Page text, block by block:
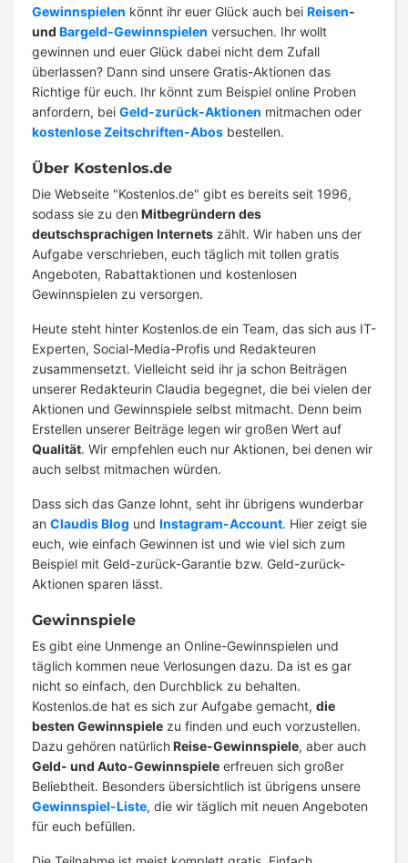
Gewinnspielen könnt ihr euer Glück auch bei Reisen-
und Bargeld-Gewinnspielen versuchen. Ihr wollt
gewinnen und euer Glück dabei nicht dem Zufall
überlassen? Dann sind unsere Gratis-Aktionen das
Richtige für euch. Ihr könnt zum Beispiel online Proben
anfordern, bei Geld-zurück-Aktionen mitmachen oder
kostenlose Zeitschriften-Abos bestellen.
Über Kostenlos.de
Die Webseite "Kostenlos.de" gibt es bereits seit 1996,
sodass sie zu den Mitbegründern des
deutschsprachigen Internets zählt. Wir haben uns der
Aufgabe verschrieben, euch täglich mit tollen gratis
Angeboten, Rabattaktionen und kostenlosen
Gewinnspielen zu versorgen.
Heute steht hinter Kostenlos.de ein Team, das sich aus IT-
Experten, Social-Media-Profis und Redakteuren
zusammensetzt. Vielleicht seid ihr ja schon Beiträgen
unserer Redakteurin Claudia begegnet, die bei vielen der
Aktionen und Gewinnspiele selbst mitmacht. Denn beim
Erstellen unserer Beiträge legen wir großen Wert auf
Qualität. Wir empfehlen euch nur Aktionen, bei denen wir
auch selbst mitmachen würden.
Dass sich das Ganze lohnt, seht ihr übrigens wunderbar
an Claudis Blog und Instagram-Account. Hier zeigt sie
euch, wie einfach Gewinnen ist und wie viel sich zum
Beispiel mit Geld-zurück-Garantie bzw. Geld-zurück-
Aktionen sparen lässt.
Gewinnspiele
Es gibt eine Unmenge an Online-Gewinnspielen und
täglich kommen neue Verlosungen dazu. Da ist es gar
nicht so einfach, den Durchblick zu behalten.
Kostenlos.de hat es sich zur Aufgabe gemacht, die
besten Gewinnspiele zu finden und euch vorzustellen.
Dazu gehören natürlichReise-Gewinnspiele, aber auch
Geld- und Auto-Gewinnspiele erfreuen sich großer
Beliebtheit. Besonders übersichtlich ist übrigens unsere
Gewinnspiel-Liste, die wir täglich mit neuen Angeboten
für euch befüllen.